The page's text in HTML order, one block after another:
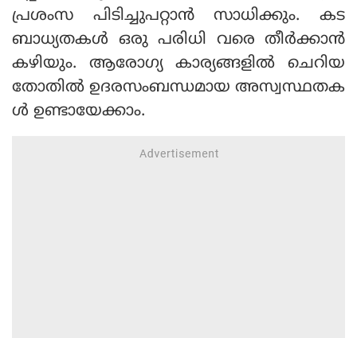
പ്രശംസ പിടിച്ചുപറ്റാന്‍ സാധിക്കും. കട
ബാധ്യതകള്‍ ഒരു പരിധി വരെ തീര്‍ക്കാന്‍
കഴിയും. ആരോഗ്യ കാര്യങ്ങളില്‍ ചെറിയ
തോതില്‍ ഉദരസംബന്ധമായ അസ്വസ്ഥതക
ള്‍ ഉണ്ടായേക്കാം.